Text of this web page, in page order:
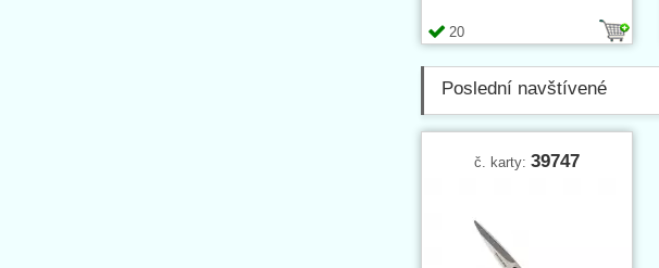
20
Poslední navštívené
č. karty: 39747